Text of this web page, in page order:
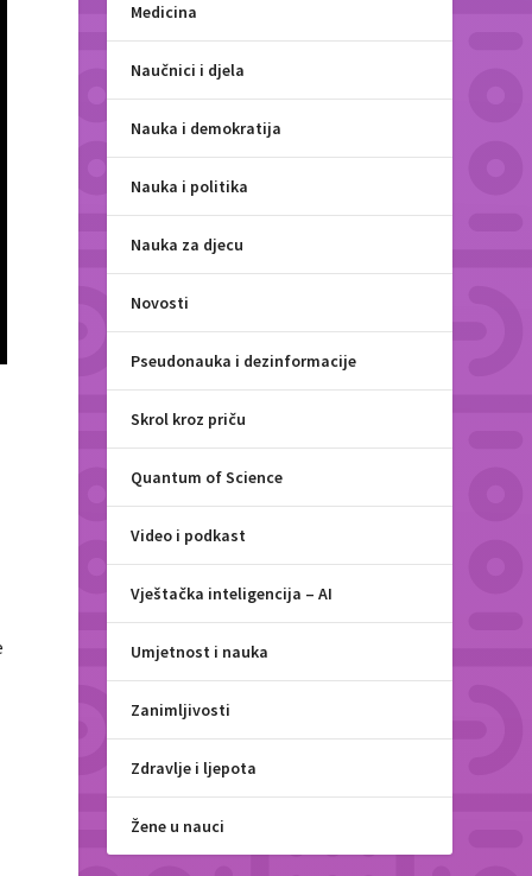
Medicina
Naučnici i djela
Nauka i demokratija
Nauka i politika
Nauka za djecu
Novosti
Pseudonauka i dezinformacije
Skrol kroz priču
Quantum of Science
Video i podkast
Vještačka inteligencija – AI
Umjetnost i nauka
Zanimljivosti
Zdravlje i ljepota
Žene u nauci